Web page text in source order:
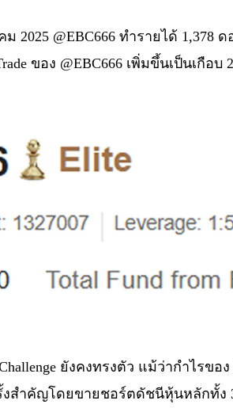
2025 @EBC666 ทำรายได้
ของ @EBC666 เพิ่มขึ้นเป็นเกือบ
ยังคงทรงตัว แม้ว่ากำไรข
งสำคัญโดยขายชอร์ตดัชนีหุ้นหลักทั้ง